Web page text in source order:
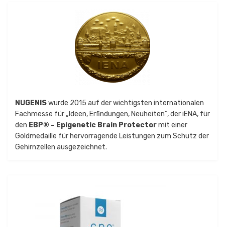
NUGENISwurde 2015 auf der wichtigsten internationalen
Fachmesse für „Ideen, Erfindungen, Neuheiten“, der iENA, für
den EBP® – Epigenetic Brain Protectormit einer
Goldmedaille für hervorragende Leistungen zum Schutz der
Gehirnzellen ausgezeichnet.